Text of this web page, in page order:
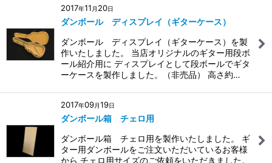
2017年11 月 20日
ダンボール ディスプレイ（ギターケース）
ダンボール ディスプレイ（ギターケース）を製
作いたしました。 当店オリジナルのギター用段ボ
ール紹介用に ディスプレイとして段ボールでギタ
ーケースを製作しました。（非売品） 高さ約…
2017年09月19日
ダンボール箱 チェロ用
ダンボール箱 チェロ用を製作いたしました。 ギ
ター用ダンボールをご注文いただいているお客様
から チェロ用サイズのご依頼をいただきました。